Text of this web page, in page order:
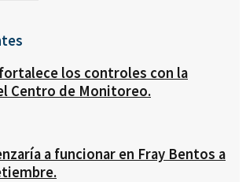
los controles con la
Centro de Monitoreo.
a funcionar en Fray Bentos a